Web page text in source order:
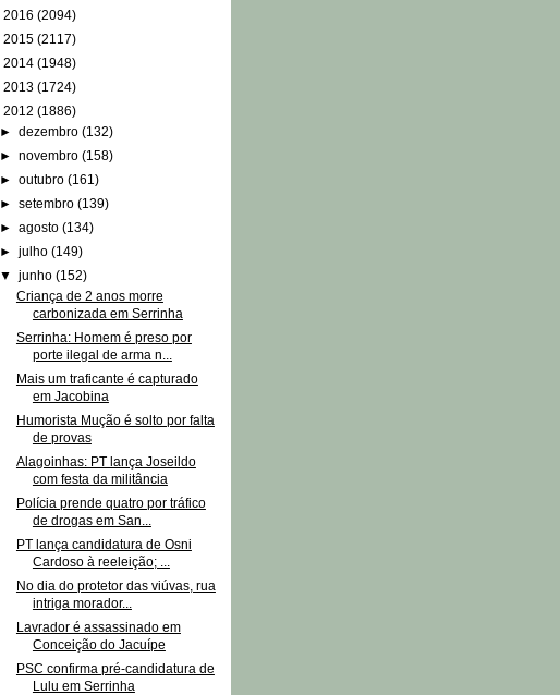
2016 (2094)
2015 (2117)
2014 (1948)
2013 (1724)
2012 (1886)
►dezembro(132)
►novembro(158)
►outubro(161)
►setembro(139)
►agosto(134)
►julho(149)
▼junho(152)
Criança de 2 anos morre
carbonizada em Serrinha
Serrinha: Homem é preso por
porte ilegal de arma n...
Mais um traficante é capturado
em Jacobina
Humorista Mução é solto por falta
de provas
Alagoinhas: PT lança Joseildo
com festa da militância
Polícia prende quatro por tráfico
de drogas em San...
PT lança candidatura de Osni
Cardoso à reeleição; ...
No dia do protetor das viúvas, rua
intriga morador...
Lavrador é assassinado em
Conceição do Jacuípe
PSC confirma pré-candidatura de
Lulu em Serrinha